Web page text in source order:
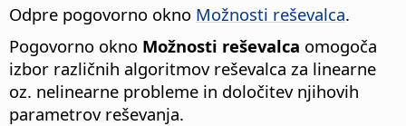
Odpre pogovorno okno Možnosti reševalca.
Pogovorno okno Možnosti reševalca omogoča
izbor različnih algoritmov reševalca za linearne
oz. nelinearne probleme in določitev njihovih
parametrov reševanja.